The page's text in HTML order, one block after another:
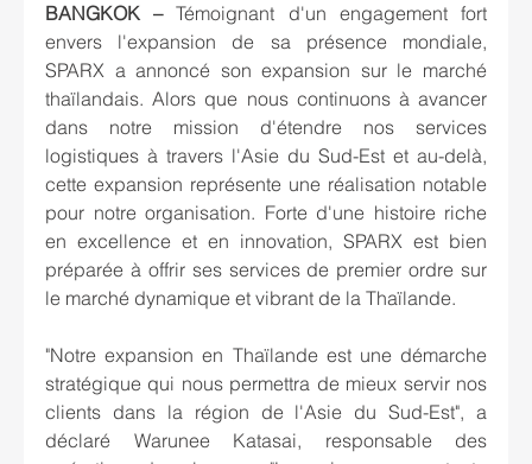
BANGKOK – Témoignant d'un engagement fort
envers l'expansion de sa présence mondiale,
SPARX a annoncé son expansion sur le marché
thaïlandais. Alors que nous continuons à avancer
dans notre mission d'étendre nos services
logistiques à travers l'Asie du Sud-Est et au-delà,
cette expansion représente une réalisation notable
pour notre organisation. Forte d'une histoire riche
en excellence et en innovation, SPARX est bien
préparée à offrir ses services de premier ordre sur
le marché dynamique et vibrant de la Thaïlande.
"Notre expansion en Thaïlande est une démarche
stratégique qui nous permettra de mieux servir nos
clients dans la région de l'Asie du Sud-Est", a
déclaré Warunee Katasai, responsable des